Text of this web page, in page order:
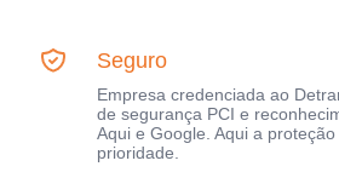
Seguro
Empresa credenciada ao
de segurança PCI e
Aqui e Google. Aqui a
prioridade.